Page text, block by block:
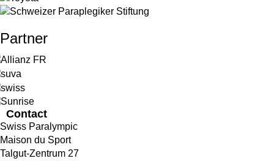
Partner
Contact
Swiss Paralympic
Maison du Sport
Talgut-Zentrum 27